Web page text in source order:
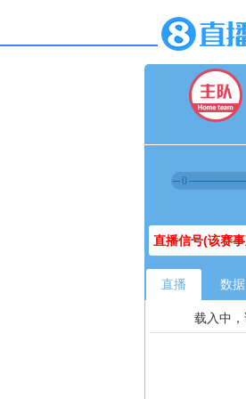
0
直播信号(该赛
直播 数据
载入中